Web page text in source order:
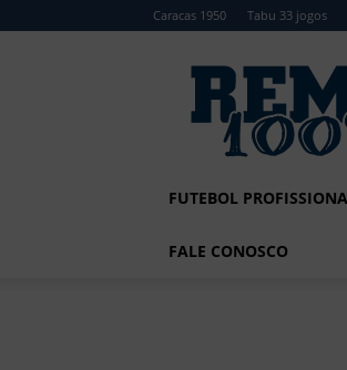
Caracas 1950 Tabu 33 jogos
FUTEBOL
FALE CONOSCO